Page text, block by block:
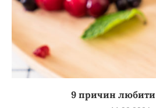
9 причин любити